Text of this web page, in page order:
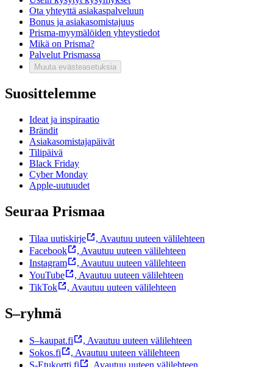
Ota yhteyttä asiakaspalveluun
Bonus ja asiakasomistajuus
Prisma-myymälöiden yhteystiedot
Mikä on Prisma?
Palvelut Prismassa
Muuta evästeasetuksia
Suosittelemme
Ideat ja inspiraatio
Brändit
Asiakasomistajapäivät
Tilipäivä
Black Friday
Cyber Monday
Apple-uutuudet
Seuraa Prismaa
Tilaa uutiskirje , Avautuu uuteen välilehteen
Facebook
, Avautuu uuteen välilehteen
Instagram
, Avautuu uuteen välilehteen
YouTube
, Avautuu uuteen välilehteen
TikTok
, Avautuu uuteen välilehteen
S–ryhmä
S–kaupat.fi , Avautuu uuteen välilehteen
Sokos.fi
, Avautuu uuteen välilehteen
S-Etukortti.fi
Avautuu uuteen välilehteen